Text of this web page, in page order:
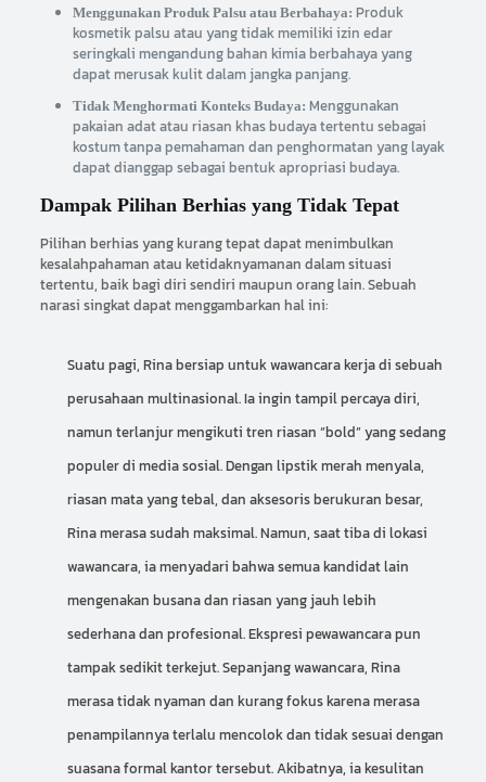
Menggunakan Produk Palsu atau Berbahaya: Produk
kosmetik palsu atau yang tidak memiliki izin edar
seringkali mengandung bahan kimia berbahaya yang
dapat merusak kulit dalam jangka panjang.
Tidak Menghormati Konteks Budaya: Menggunakan
pakaian adat atau riasan khas budaya tertentu sebagai
kostum tanpa pemahaman dan penghormatan yang layak
dapat dianggap sebagai bentuk apropriasi budaya.
Dampak Pilihan Berhias yang Tidak Tepat
Pilihan berhias yang kurang tepat dapat menimbulkan
kesalahpahaman atau ketidaknyamanan dalam situasi
tertentu, baik bagi diri sendiri maupun orang lain. Sebuah
narasi singkat dapat menggambarkan hal ini:
Suatu pagi, Rina bersiap untuk wawancara kerja di sebuah
perusahaan multinasional. Ia ingin tampil percaya diri,
namun terlanjur mengikuti tren riasan “bold” yang sedang
populer di media sosial. Dengan lipstik merah menyala,
riasan mata yang tebal, dan aksesoris berukuran besar,
Rina merasa sudah maksimal. Namun, saat tiba di lokasi
wawancara, ia menyadari bahwa semua kandidat lain
mengenakan busana dan riasan yang jauh lebih
sederhana dan profesional. Ekspresi pewawancara pun
tampak sedikit terkejut. Sepanjang wawancara, Rina
merasa tidak nyaman dan kurang fokus karena merasa
penampilannya terlalu mencolok dan tidak sesuai dengan
suasana formal kantor tersebut. Akibatnya, ia kesulitan